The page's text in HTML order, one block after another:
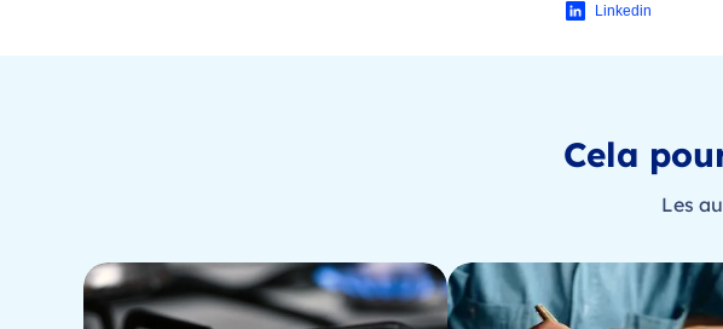
Linkedin
Cela
Les